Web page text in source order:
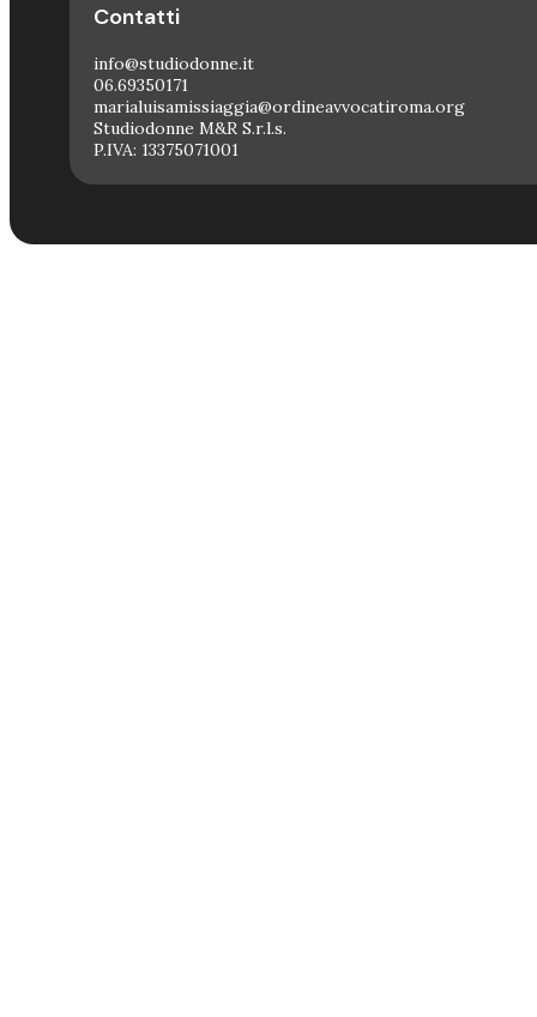
Contatti
info@studiodonne.it
06.69350171
marialuisamissiaggia@ordineavvocatiroma.org
Studiodonne M&R S.r.l.s.
P.IVA: 13375071001